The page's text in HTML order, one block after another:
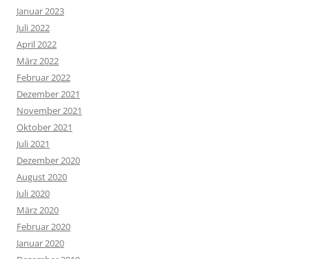
Januar 2023
Juli 2022
April 2022
März 2022
Februar 2022
Dezember 2021
November 2021
Oktober 2021
Juli 2021
Dezember 2020
August 2020
Juli 2020
März 2020
Februar 2020
Januar 2020